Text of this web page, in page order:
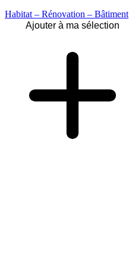
Habitat – Rénovation – Bâtiment
Ajouter à ma sélection